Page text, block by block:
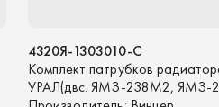
4320Я-1303010-С
Комплект патрубков
УРАЛ(двс. ЯМЗ-238М2, ЯМЗ-